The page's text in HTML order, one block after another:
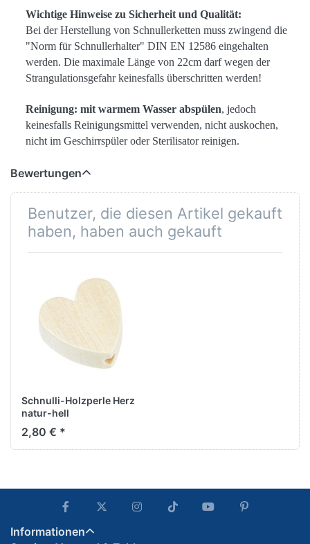
Wichtige Hinweise zu Sicherheit und Qualität:
Bei der Herstellung von Schnullerketten muss zwingend die
"Norm für Schnullerhalter" DIN EN 12586 eingehalten
werden. Die maximale Länge von 22cm darf wegen der
Strangulationsgefahr keinesfalls überschritten werden!
Reinigung: mit warmem Wasser abspülen, jedoch
keinesfalls Reinigungsmittel verwenden, nicht auskochen,
nicht im Geschirrspüler oder Sterilisator reinigen.
Bewertungen
Benutzer, die diesen Artikel gekauft
haben, haben auch gekauft
Schnulli-Holzperle Herz
natur-hell
2,80 € *
Informationen